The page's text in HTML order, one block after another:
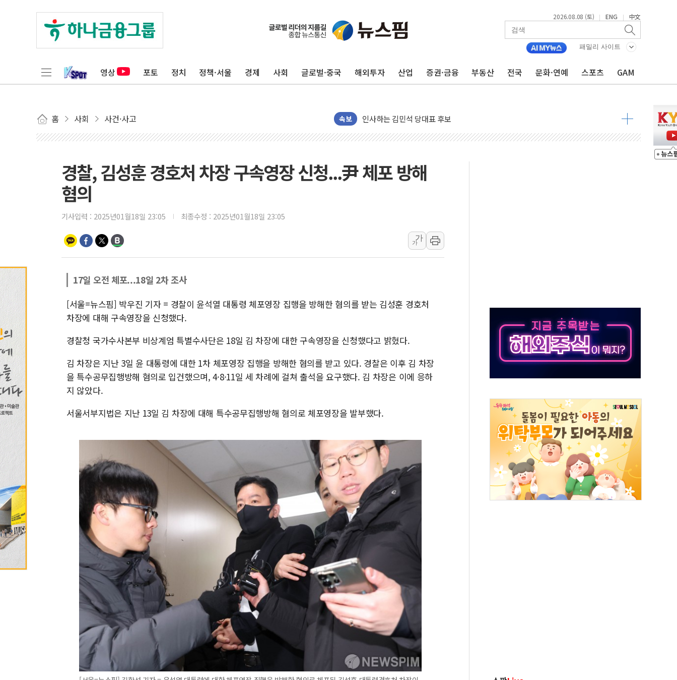
2026.08.08 (토) | ENG | 中文
패밀리 사이트
영상 포토 정치 정책·서울 경제 사회 글로벌·중국 해외투자 산업 증권·금융 부동산 전국 문화·연예 스포츠 GAM
홈 사회 사건·사고 속보
포항시 재난예산 40억 긴급 투입…고수온 양식장 복구·지원 '총력'
[종합] 김민석, 정청래에 '0.86%p' 차 재역전 성공...金 45.42% vs 鄭 44.56%
인천 합동연설회 나선 송영길·정청래·김민석 당대표 후보
인사하는 김민석 당대표 후보
[속보] 민주, 제주·인천 경선 결과 발표...김민석 47.75% 정청래 42.08%
[속보] 민주, 제주 경선 결과 발표...김민석 52.64% 정청래 39.89% 송영길 7.47%
이번주 국내 주요 금융일정(8.10~8.14)
서울 중랑구 주택가서 흉기 난동…60대 남성 2명 숨져
李대통령 "결혼 때문에 손해 보는 일 없게"…'결혼 페널티' 22개 과제 손본다
인천 선재도 갯벌서 해루질 중 실종 60대 나흘만에 숨진 채 발견
'화합' 꺼낸 김민석에 '뻔뻔' 받아친 정청래…제주 연설서 신경전 고조
경찰, 김성훈 경호처 차장 구속영장 신청...尹 체포 방해
혐의
기사입력 : 2025년01월18일 23:05 최종수정 : 2025년01월18일 23:05
가
가
17일 오전 체포...18일 2차 조사
[서울=뉴스핌] 박우진 기자 = 경찰이 윤석열 대통령 체포영장 집행을 방해한 혐의를 받는 김성훈 경호처
차장에 대해 구속영장을 신청했다.
경찰청 국가수사본부 비상계엄 특별수사단은 18일 김 차장에 대한 구속영장을 신청했다고 밝혔다.
김 차장은 지난 3일 윤 대통령에 대한 1차 체포영장 집행을 방해한 혐의를 받고 있다. 경찰은 이후 김 차장
을 특수공무집행방해 혐의로 입건했으며, 4·8·11일 세 차례에 걸쳐 출석을 요구했다. 김 차장은 이에 응하
지 않았다.
서울서부지법은 지난 13일 김 차장에 대해 특수공무집행방해 혐의로 체포영장을 발부했다.